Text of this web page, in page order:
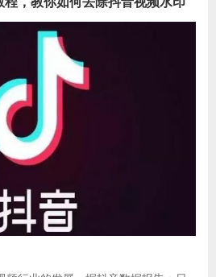
节同庆到来了!是不是觉得自己的微
，不会吧，搜索小程序获取你的专
搜索“绘图趣”或扫描下方二维码进入
选项卡，即可获取头像或者点击相
头像样式进行选择，快去试试吧。
01 8102次点击
阅读更多
程，教你如何去除抖音视频水印